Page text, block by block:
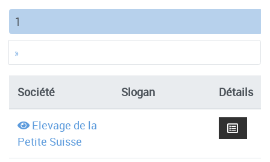
1
»
Société Slogan Détails
Elevage de la
Petite Suisse